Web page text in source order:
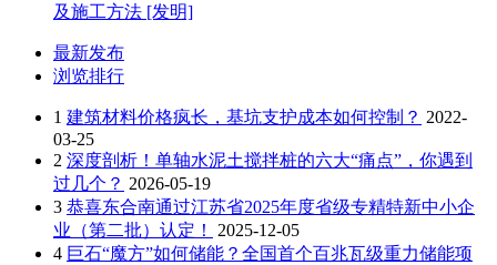
及施工方法 [发明]
最新发布
浏览排行
1 建筑材料价格疯长，基坑支护成本如何控制？ 2022-
03-25
2 深度剖析！单轴水泥土搅拌桩的六大“痛点”，你遇到
过几个？ 2026-05-19
3 恭喜东合南通过江苏省2025年度省级专精特新中小企
业（第二批）认定！
2025-12-05
4 巨石“魔方”如何储能？全国首个百兆瓦级重力储能项